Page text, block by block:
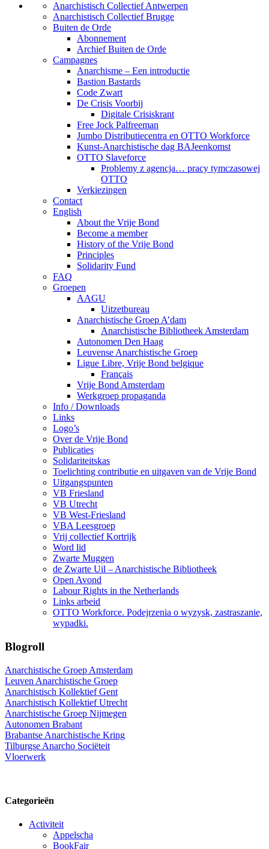
Anarchistisch Collectief Antwerpen
Anarchistisch Collectief Brugge
Buiten de Orde
Abonnement
Archief Buiten de Orde
Campagnes
Anarchisme – Een introductie
Bastion Bastards
Code Zwart
De Crisis Voorbij
Digitale Crisiskrant
Free Jock Palfreeman
Jumbo Distributiecentra en OTTO Workforce
Kunst-Anarchistische dag BAJeenkomst
OTTO Slaveforce
Problemy z agencja… pracy tymczasowej
OTTO
Verkiezingen
Contact
English
About the Vrije Bond
Become a member
History of the Vrije Bond
Principles
Solidarity Fund
FAQ
Groepen
AAGU
Uitzetbureau
Anarchistische Groep A’dam
Anarchistische Bibliotheek Amsterdam
Autonomen Den Haag
Leuvense Anarchistische Groep
Ligue Libre, Vrije Bond belgique
Français
Vrije Bond Amsterdam
Werkgroep propaganda
Info / Downloads
Links
Logo’s
Over de Vrije Bond
Publicaties
Solidariteitskas
Toelichting contributie en uitgaven van de Vrije Bond
Uitgangspunten
VB Friesland
VB Utrecht
VB West-Friesland
VBA Leesgroep
Vrij collectief Kortrijk
Word lid
Zwarte Muggen
de Zwarte Uil – Anarchistische Bibliotheek
Open Avond
Labour Rights in the Netherlands
Links arbeid
OTTO Workforce. Podejrzenia o wyzysk, zastraszanie,
wypadki.
Blogroll
Anarchistische Groep Amsterdam
Leuven Anarchistische Groep
Anarchistisch Kollektief Gent
Anarchistisch Kollektief Utrecht
Anarchistische Groep Nijmegen
Autonomen Brabant
Brabantse Anarchistische Kring
Tilburgse Anarcho Sociëteit
Vloerwerk
Categorieën
Activiteit
Appelscha
BookFair